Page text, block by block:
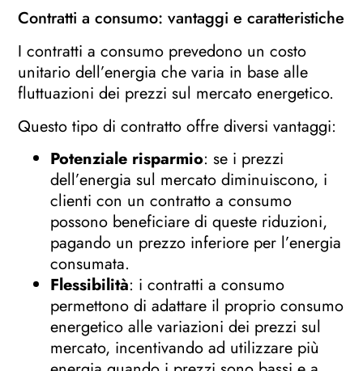
Contratti a consumo: vantaggi e caratteristiche
I contratti a consumo prevedono un costo
unitario dell’energia che varia in base alle
fluttuazioni dei prezzi sul mercato energetico.
Questo tipo di contratto offre diversi vantaggi:
Potenziale risparmio: se i prezzi
dell’energia sul mercato diminuiscono, i
clienti con un contratto a consumo
possono beneficiare di queste riduzioni,
pagando un prezzo inferiore per l’energia
consumata.
Flessibilità: i contratti a consumo
permettono di adattare il proprio consumo
energetico alle variazioni dei prezzi sul
mercato, incentivando ad utilizzare più